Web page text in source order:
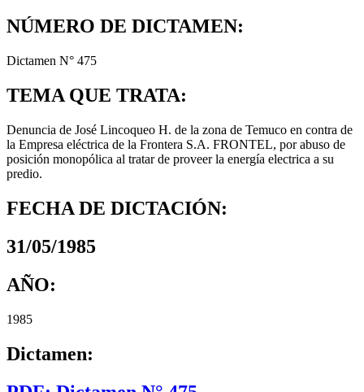
NÚMERO DE DICTAMEN:
Dictamen N° 475
TEMA QUE TRATA:
Denuncia de José Lincoqueo H. de la zona de Temuco en contra de
la Empresa eléctrica de la Frontera S.A. FRONTEL, por abuso de
posición monopólica al tratar de proveer la energía electrica a su
predio.
FECHA DE DICTACIÓN:
31/05/1985
AÑO:
1985
Dictamen: